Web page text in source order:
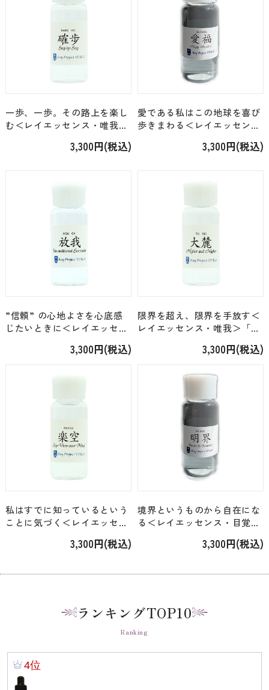
一歩、一歩。その路上を楽し
む＜レイエッセンス・唯我＞
3,300円(税込)
愛である私はこの地球を喜び
歩きまわる＜レイエッセン
（あいふく）」 [24ml]3,300円(税込)
”信頼” の心地よさを心底感
じたいときに＜レイエッセン
3,300円(税込)
限界を超え、限界を手放す＜
レイエッセンス・唯我＞「大
3,300円(税込)
私はすでに知っているという
ことに気づく＜レイエッセン
3,300円(税込)
境界というものから自在にな
る＜レイエッセンス・目覚め
3,300円(税込)
ランキングTOP10
Ranking